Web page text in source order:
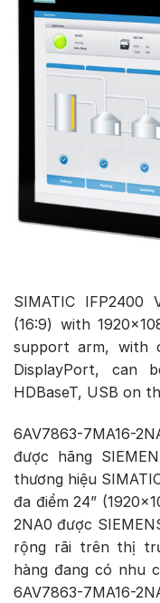
SIMATIC IFP2400
(16:9) with
support arm, with
DisplayPort, can
HDBaseT, USB on
6AV7863-7MA16-
được hãng
thương hiệu
đa điểm 24”
2NA0 được
rộng rãi trên thị
hàng đang có nhu
6AV7863-